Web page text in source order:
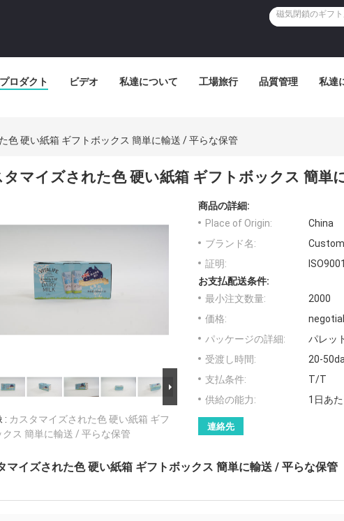
プロダクト ビデオ 私達について 工場旅行 品質管理 私達
色 硬い紙箱 ギフトボックス 簡単に輸送 / 平らな保管
タマイズされた色 硬い紙箱 ギフトボックス 簡単
: カスタマイズされた色 硬い紙箱 ギフ
クス 簡単に輸送 / 平らな保管
商品の詳細:
Place of Origin:
China
ブランド名:
証明:
ISO9001
お支払配送条件:
最小注文数量:
2000
価格:
パッケージの詳細:
パレッ
受渡し時間:
20-
支払条件:
T/T
供給の能力:
1日あ
連絡先
マイズされた色 硬い紙箱 ギフトボックス 簡単に輸送 / 平らな保管